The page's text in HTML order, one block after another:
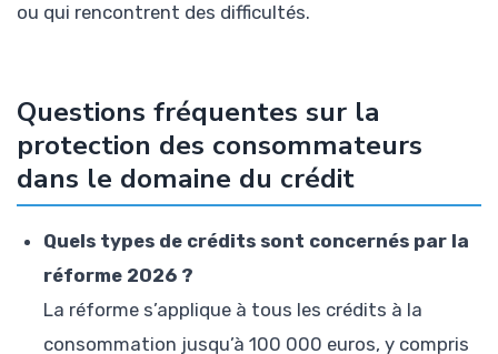
ou qui rencontrent des difficultés.
Questions fréquentes sur la
protection des consommateurs
dans le domaine du crédit
Quels types de crédits sont concernés par la
réforme 2026 ?
La réforme s’applique à tous les crédits à la
consommation jusqu’à 100 000 euros, y compris